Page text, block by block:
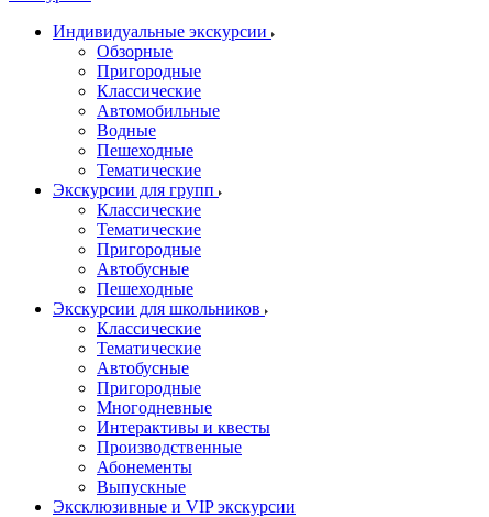
Индивидуальные экскурсии
Обзорные
Пригородные
Классические
Автомобильные
Водные
Пешеходные
Тематические
Экскурсии для групп
Классические
Тематические
Пригородные
Автобусные
Пешеходные
Экскурсии для школьников
Классические
Тематические
Автобусные
Пригородные
Многодневные
Интерактивы и квесты
Производственные
Абонементы
Выпускные
Эксклюзивные и VIP экскурсии